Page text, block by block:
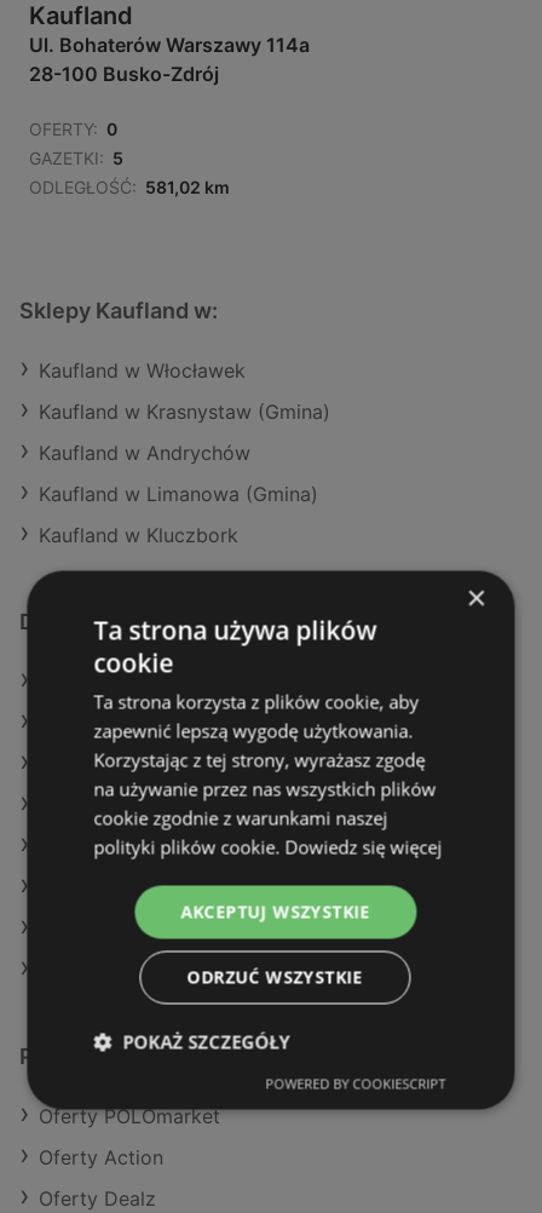
Kaufland
Ul. Bohaterów Warszawy 114a
28-100 Busko-Zdrój
OFERTY: 0
GAZETKI: 5
ODLEGŁOŚĆ: 581,02 km
Sklepy Kaufland w:
Kaufland w Włocławek
Kaufland w Krasnystaw (Gmina)
Kaufland w Andrychów
Kaufland w Limanowa (Gmina)
Kaufland w Kluczbork
Dodatkowe łącza
Oferty Dino
Oferty Auchan
Aktualne gazetki Selgros
Aktualne gazetki Carrefour
Aktualne gazetki Netto
Aktualne gazetki Eurocash
Aktualne gazetki Stokrotka
Podobne sklepy detaliczne
Oferty POLOmarket
Oferty Action
Oferty Dealz
×
Ta strona używa plików
cookie
Ta strona korzysta z plików cookie, aby
zapewnić lepszą wygodę użytkowania.
Korzystając z tej strony, wyrażasz zgodę
na używanie przez nas wszystkich plików
cookie zgodnie z warunkami naszej
polityki plików cookie. Dowiedz się więcej
AKCEPTUJ WSZYSTKIE
ODRZUĆ WSZYSTKIE
POKAŻ SZCZEGÓŁY
POWERED BY COOKIESCRIPT